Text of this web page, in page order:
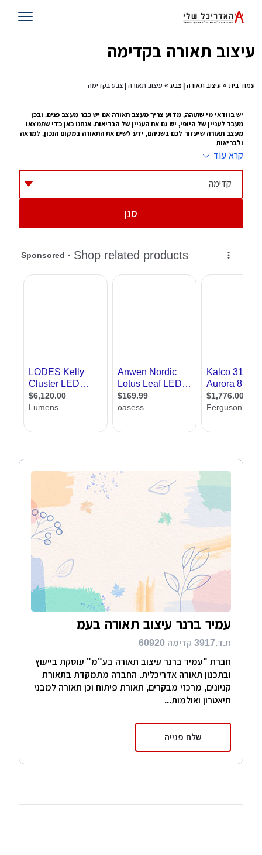
עיצוב תאורה בקדימה
עמוד בית » עיצוב תאורה | צבע » עיצוב תאורה | צבע בקדימה
יש בוודאי מי שתוהה, מדוע צריך מעצב תאורה אם יש כבר מעצב פנים. ובכן
מעבר לעניין של היופי, יש גם את העניין של הבריאות. אנחנו כאן כדי שתמצאו
מעצב תאורה שיעזור לכם בשניהם, ידע לשים את התאורה במקום הנכון, למראה
ולבריאות
ביממה, או נמצא בבית, קורא או מסתכל על טלוויזיה כמה שעות ביום , יודע איזו
השפעה יש לתאורה על העיניים שלו. זו הסיבה שמתוך
צמח לו תחום של
עיצוב תאורה, מעצב שמציע היכן לשים את התאורה, באיזו כמות ובאיזו צורה.
ההשפעה שלו על הבית יכולה להיות עצומה
תוודאו שהתאורה נמצאת במקום שילד לא יכול להגיע אליה
תוודאו שיש תאורה מספקת לקריאה ליד השולחן וליד המיטה
קרא עוד
קדימה
סנן
עמיר ברנר עיצוב תאורה בעמ
ת.ד.3917 קדימה 60920
חברת "עמיר ברנר עיצוב תאורה בע"מ" עוסקת בייעוץ
ובתכנון תאורה אדריכלית. החברה מתמקדת בתאורת
קניונים, מרכזי מבקרים, תאורת פיתוח וכן תאורה למבני
תיאטרון ואולמות...
שלח פנייה